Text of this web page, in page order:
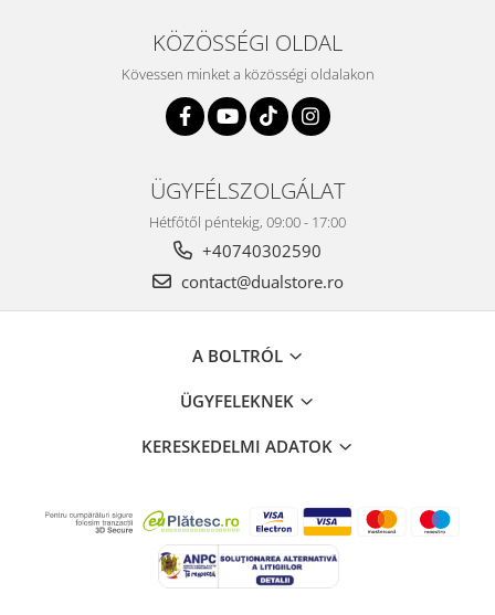
KÖZÖSSÉGI OLDAL
Kövessen minket a közösségi oldalakon
ÜGYFÉLSZOLGÁLAT
Hétfőtől péntekig, 09:00 - 17:00
+40740302590
contact@dualstore.ro
A BOLTRÓL
ÜGYFELEKNEK
KERESKEDELMI ADATOK